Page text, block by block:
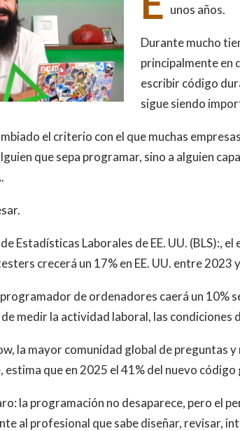
unos años.
Durante mucho
principalmente en
escribir código
sigue siendo
el criterio con el que muchas
que sepa programar, sino a alguien
Estadísticas Laborales de EE. UU. (BLS):,
crecerá un 17% en EE. UU. entre 2023
de ordenadores caerá un 10%
medir la actividad laboral, las condiciones
la mayor comunidad global de preguntas
que en 2025 el 41% del nuevo código
la programación no desaparece, pero el
al profesional que sabe diseñar, revisar,